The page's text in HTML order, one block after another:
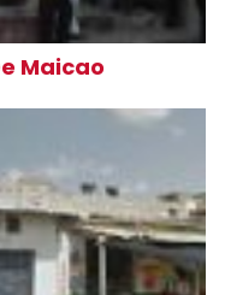
Maicao